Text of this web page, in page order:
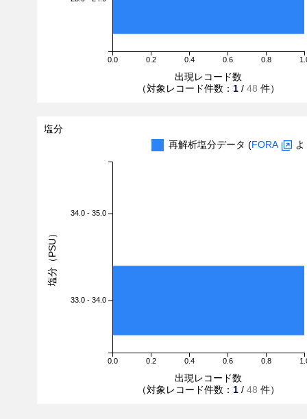
0.0 0.2 0.4 0.6 0.8
出現レコード数
（対象レコード件数： 1 / 48 件）
塩分
再解析塩分データ (FORA
0.0 0.2 0.4 0.6 0.8
34.0 - 35.0
33.0 - 34.0
出現レコード数
（対象レコード件数： 1 / 48 件）
塩分（PSU）